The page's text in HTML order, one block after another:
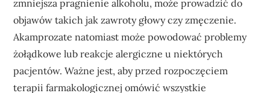
zmniejsza pragnienie alkoholu, może prowadzić do
objawów takich jak zawroty głowy czy zmęczenie.
Akamprozate natomiast może powodować problemy
żołądkowe lub reakcje alergiczne u niektórych
pacjentów. Ważne jest, aby przed rozpoczęciem
terapii farmakologicznej omówić wszystkie